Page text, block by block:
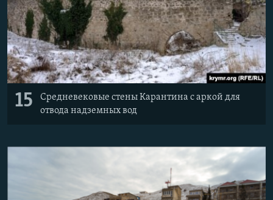
15
Средневековые стены Карантина с аркой для
отвода надземных вод